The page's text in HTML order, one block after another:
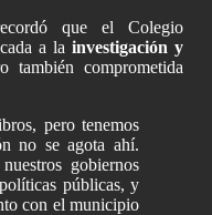
que el Colegio
a la investigación y
también comprometida
pero tenemos
no se agota ahí.
gobiernos
públicas, y
con el municipio